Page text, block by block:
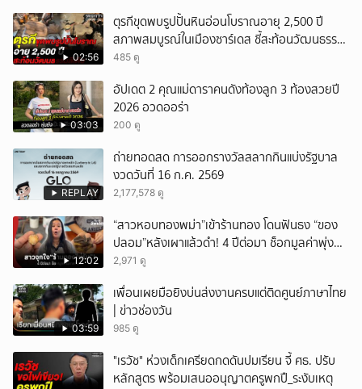
02:56
ตุรกีขุดพบรูปปั้นหินอ่อนโบราณอายุ 2,500 ปี
สภาพสมบูรณ์ในเมืองซาร์เดส ชี้สะท้อนวัฒนธรรม
ลิเดีย
485 ดู
03:03
อัปเดต 2 คุณแม่ดาราคนดังท้องลูก 3 ท้องสวยปี
2026 อวดออร่า
200 ดู
REPLAY
ถ่ายทอดสด การออกรางวัลสลากกินแบ่งรัฐบาล
งวดวันที่ 16 ก.ค. 2569
2,177,578 ดู
12:02
“สาวหอบทองพม่า”เข้าร้านทอง โดนฟันธง “ของ
ปลอม”หลังเผาแล้วดำ! 4 ปีต่อมา ช็อกมูลค่าพุ่ง
มหาศาล!
2,971 ดู
03:59
เพื่อนเผยมือยิงบ่นส่งงานครบแต่ติดศูนย์ภาษาไทย
| ข่าวช่องวัน
985 ดู
"เรวัช" ห่วงเด็กเครียดกดดันปมเรียน จี้ ศธ. ปรับ
หลักสูตร พร้อมเสนออนุญาตครูพกปื_ระงับเหตุ